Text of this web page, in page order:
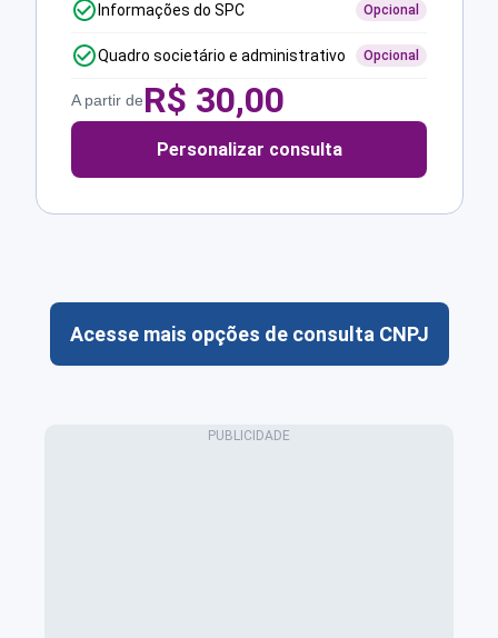
Informações do SPC Opcional
Quadro societário e administrativo Opcional
A partir deR$ 30,00
Personalizar consulta
Acesse mais opções de consulta CNPJ